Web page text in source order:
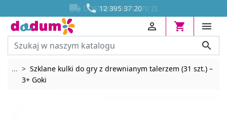
 12 395 37 20
 DOSTAWA OD 13,70 ZŁ






... Rozwiń breadcrumbs
Szklane kulki do gry z drewnianym talerzem (31 szt.) –
3+ Goki